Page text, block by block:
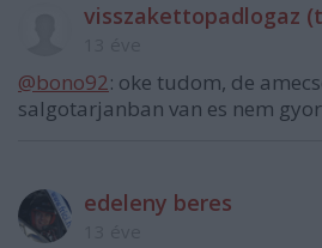
visszakettopadlogaz
@bono92: oke tudom, de
salgotarjanban van es nem
edeleny beres